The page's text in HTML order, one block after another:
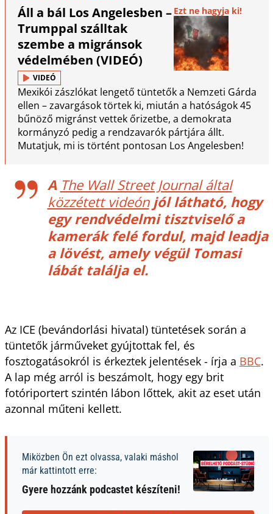
Áll a bál Los Angelesben –
Trumppal szálltak
szembe a migránsok
védelmében (VIDEÓ)
Ezt ne hagyja ki!
VIDEÓ
Mexikói zászlókat lengető tüntetők a Nemzeti Gárda
ellen – zavargások törtek ki, miután a hatóságok 45
bűnöző migránst vettek őrizetbe, a demokrata
kormányzó pedig a rendzavarók pártjára állt.
Mutatjuk, mi is történt pontosan Los Angelesben!
A The Wall Street Journal által
közzétett videónjól látható, hogy
egy rendvédelmi tisztviselő a
kamerák felé fordul, majd leadja
a lövést, amely végül Tomasi
lábát találja el.
Az ICE (bevándorlási hivatal) tüntetések során a
tüntetők járműveket gyújtottak fel, és
fosztogatásokról is érkeztek jelentések - írja a BBC.
A lap még arról is beszámolt, hogy egy brit
fotóriportert szintén lábon lőttek, akit az eset után
azonnal műteni kellett.
Miközben Ön ezt olvassa, valaki máshol
már kattintott erre:
Gyere hozzánk podcastet készíteni!